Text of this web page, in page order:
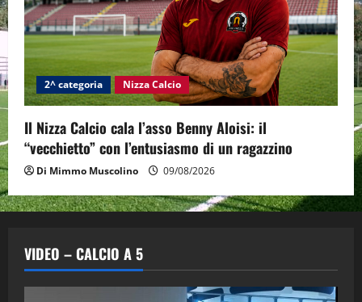
2^ categoria Nizza Calcio
Il Nizza Calcio cala l’asso Benny Aloisi: il
“vecchietto” con l’entusiasmo di un ragazzino
Di Mimmo Muscolino 09/08/2026
VIDEO – CALCIO A 5